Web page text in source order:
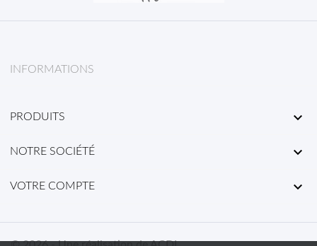
INFORMATIONS
PRODUITS 
NOTRE SOCIÉTÉ 
VOTRE COMPTE 